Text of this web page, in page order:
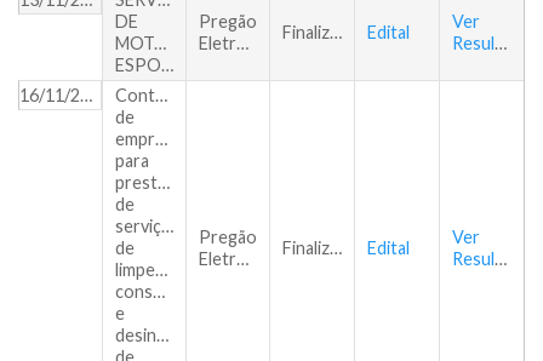
DE
MOTOFRETE
ESPORÁDICO
Pregão
Eletrônico
Finalizado Edital
Ver
Resultado
16/11/2018
Contratação
de
empresa
para
prestação
de
serviços
de
limpeza,
conservação
e
desinfecção
de
Pregão
Eletrônico
Finalizado Edital
Ver
Resultado